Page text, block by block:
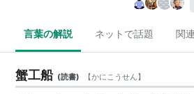
言葉の解説 ネットで話題 関
蟹工船 (読書) 【かにこうせん】